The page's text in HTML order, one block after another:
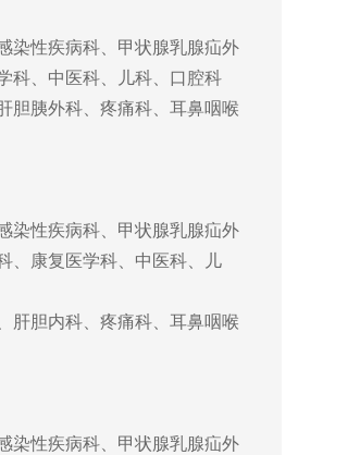
染性疾病科、甲状腺乳腺疝外
科、中医科、儿科、口腔科
胆胰外科、疼痛科、耳鼻咽喉
染性疾病科、甲状腺乳腺疝外
、康复医学科、中医科、儿
肝胆内科、疼痛科、耳鼻咽喉
染性疾病科、甲状腺乳腺疝外